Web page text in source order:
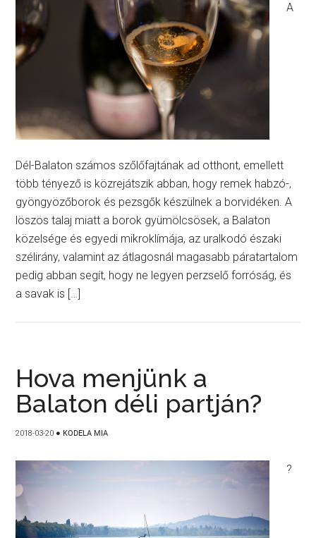
A
Dél-Balaton számos szőlőfajtának ad otthont, emellett
több tényező is közrejátszik abban, hogy remek habzó-,
gyöngyözőborok és pezsgők készülnek a borvidéken. A
löszös talaj miatt a borok gyümölcsösek, a Balaton
közelsége és egyedi mikroklímája, az uralkodó északi
szélirány, valamint az átlagosnál magasabb páratartalom
pedig abban segít, hogy ne legyen perzselő forróság, és
a savak is […]
Hova menjünk a
Balaton déli partján?
2018-03-20 ● KODELA MIA
?